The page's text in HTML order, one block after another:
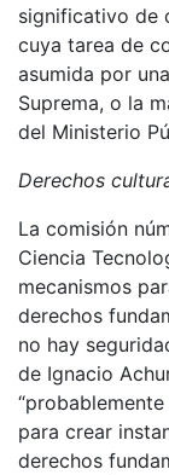
significativo de
cuya tarea de
asumida por
Suprema, o la
del Ministerio
Derechos
La comisión
Ciencia
mecanismos
derechos
no hay
de Ignacio
para crear
derechos